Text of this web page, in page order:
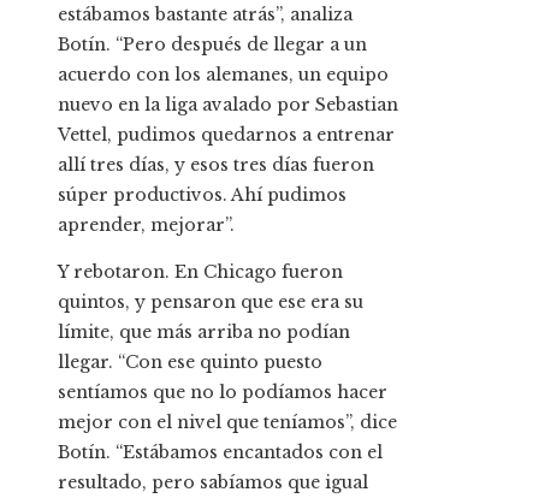
estábamos bastante atrás”, analiza
Botín. “Pero después de llegar a un
acuerdo con los alemanes, un equipo
nuevo en la liga avalado por Sebastian
Vettel, pudimos quedarnos a entrenar
allí tres días, y esos tres días fueron
súper productivos. Ahí pudimos
aprender, mejorar”.
Y rebotaron. En Chicago fueron
quintos, y pensaron que ese era su
límite, que más arriba no podían
llegar. “Con ese quinto puesto
sentíamos que no lo podíamos hacer
mejor con el nivel que teníamos”, dice
Botín. “Estábamos encantados con el
resultado, pero sabíamos que igual